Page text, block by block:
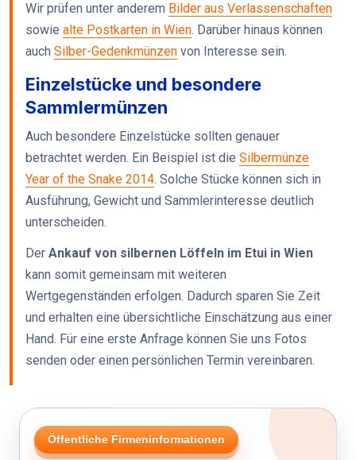
Wir prüfen unter anderem Bilder aus Verlassenschaften
sowie alte Postkarten in Wien. Darüber hinaus können
auch Silber-Gedenkmünzen von Interesse sein.
Einzelstücke und besondere
Sammlermünzen
Auch besondere Einzelstücke sollten genauer
betrachtet werden. Ein Beispiel ist die Silbermünze
Year of the Snake 2014. Solche Stücke können sich in
Ausführung, Gewicht und Sammlerinteresse deutlich
unterscheiden.
Der Ankauf von silbernen Löffeln im Etui in Wien
kann somit gemeinsam mit weiteren
Wertgegenständen erfolgen. Dadurch sparen Sie Zeit
und erhalten eine übersichtliche Einschätzung aus einer
Hand. Für eine erste Anfrage können Sie uns Fotos
senden oder einen persönlichen Termin vereinbaren.
Öffentliche Firmeninformationen